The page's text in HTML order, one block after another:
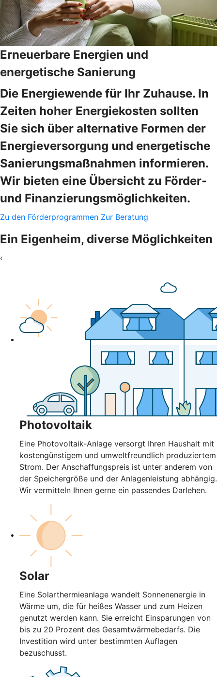
Erneuerbare Energien und
energetische Sanierung
Die Energiewende für Ihr Zuhause. In
Zeiten hoher Energiekosten sollten
Sie sich über alternative Formen der
Energieversorgung und energetische
Sanierungsmaßnahmen informieren.
Wir bieten eine Übersicht zu Förder-
und Finanzierungsmöglichkeiten.
Zu den Förderprogrammen Zur Beratung
Ein Eigenheim, diverse Möglichkeiten
‹
Photovoltaik
Eine Photovoltaik-Anlage versorgt Ihren Haushalt mit
kostengünstigem und umweltfreundlich produziertem
Strom. Der Anschaffungspreis ist unter anderem von
der Speichergröße und der Anlagenleistung abhängig.
Wir vermitteln Ihnen gerne ein passendes Darlehen.
Solar
Eine Solarthermieanlage wandelt Sonnenenergie in
Wärme um, die für heißes Wasser und zum Heizen
genutzt werden kann. Sie erreicht Einsparungen von
bis zu 20 Prozent des Gesamtwärmebedarfs. Die
Investition wird unter bestimmten Auflagen
bezuschusst.